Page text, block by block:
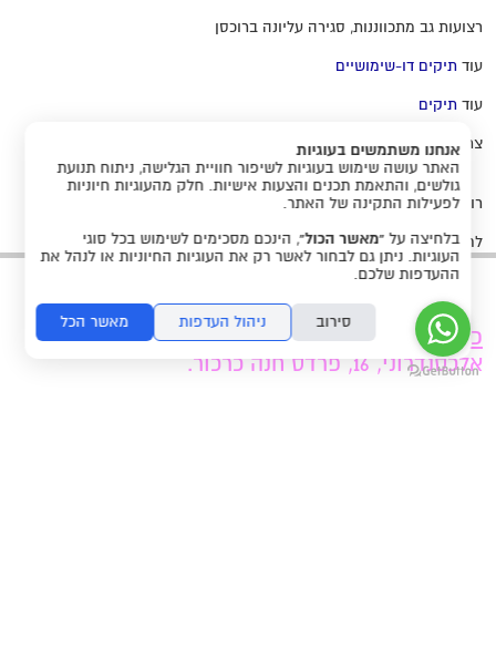
רצועות גב מתכווננות, סגירה עליונה ברוכסן
עוד תיקים דו-שימושיים
עוד תיקים
צריכים עזרה? כתבו ליהודעה
רוצים לדבר איתי, לשאול שאלות, להגיע לביקור בחנות?
לחצו לשיחת טלפון או כתבו לי בווטסאפ
כתובת הסטודיו:
אלכסנדרוני, 16, פרדס חנה כרכור.
אנחנו משתמשים בעוגיות
האתר עושה שימוש בעוגיות לשיפור חוויית הגלישה, ניתוח תנועת
גולשים, והתאמת תכנים והצעות אישיות. חלק מהעוגיות חיוניות
לפעילות התקינה של האתר.
בלחיצה על “מאשר הכול”, הינכם מסכימים לשימוש בכל סוגי
העוגיות. ניתן גם לבחור לאשר רק את העוגיות החיוניות או לנהל את
ההעדפות שלכם.
סירוב ניהול העדפות מאשר הכל